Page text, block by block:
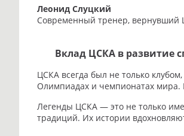
Леонид Слуцкий
Современный тренер, вернувший
Вклад ЦСКА в развитие
ЦСКА всегда был не только
Олимпиадах и чемпионатах мира.
Легенды ЦСКА — это не только
традиций. Их истории